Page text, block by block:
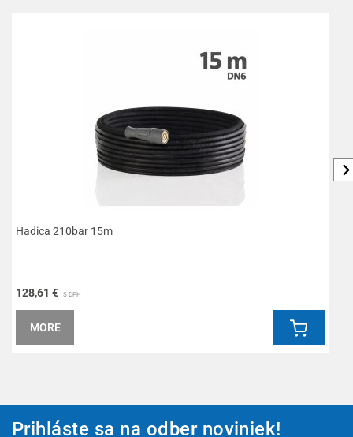
Hadica 210bar 15m
128,61 € S DPH
MORE
Prihláste sa na odber noviniek!